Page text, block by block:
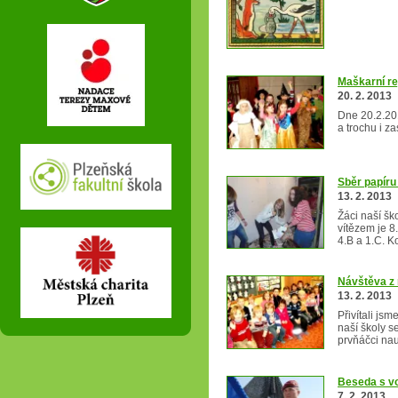
Maškarní
20. 2. 2013
Dne
a trochu i
Sběr
13. 2. 2013
Žáci naší
vítězem je
4.B a 1.C.
Návštěva
13. 2. 2013
Přivítali
naší školy
prvňáčci
Beseda s